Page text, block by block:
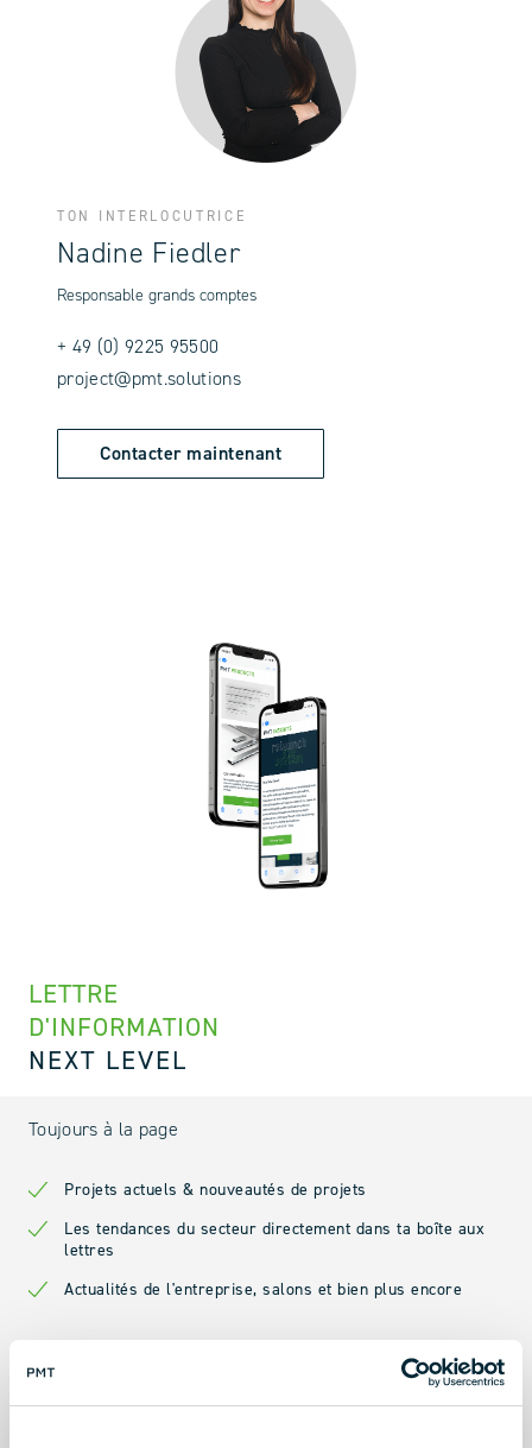
TON INTERLOCUTRICE
Nadine Fiedler
Responsable grands comptes
+ 49 (0) 9225 95500
project@pmt.solutions
Contacter maintenant
LETTRE
D'INFORMATION
NEXT LEVEL
Toujours à la page
Projets actuels & nouveautés de projets
Les tendances du secteur directement dans ta boîte aux
lettres
Actualités de l'entreprise, salons et bien plus encore